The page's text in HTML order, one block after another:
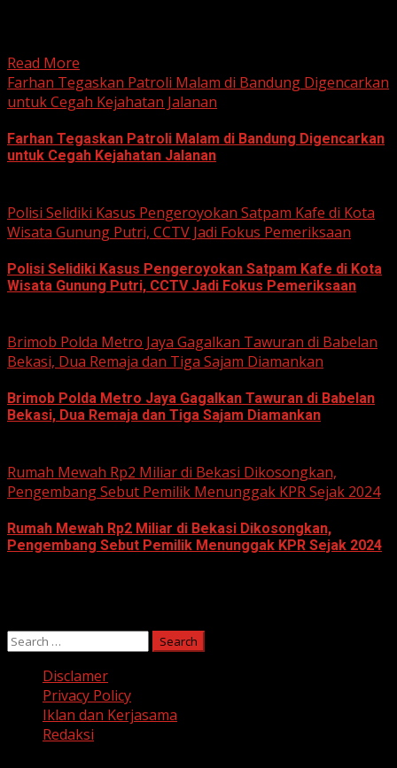
Read More
Farhan Tegaskan Patroli Malam di Bandung Digencarkan
untuk Cegah Kejahatan Jalanan
Farhan Tegaskan Patroli Malam di Bandung Digencarkan
untuk Cegah Kejahatan Jalanan
Polisi Selidiki Kasus Pengeroyokan Satpam Kafe di Kota
Wisata Gunung Putri, CCTV Jadi Fokus Pemeriksaan
Polisi Selidiki Kasus Pengeroyokan Satpam Kafe di Kota
Wisata Gunung Putri, CCTV Jadi Fokus Pemeriksaan
Brimob Polda Metro Jaya Gagalkan Tawuran di Babelan
Bekasi, Dua Remaja dan Tiga Sajam Diamankan
Brimob Polda Metro Jaya Gagalkan Tawuran di Babelan
Bekasi, Dua Remaja dan Tiga Sajam Diamankan
Rumah Mewah Rp2 Miliar di Bekasi Dikosongkan,
Pengembang Sebut Pemilik Menunggak KPR Sejak 2024
Rumah Mewah Rp2 Miliar di Bekasi Dikosongkan,
Pengembang Sebut Pemilik Menunggak KPR Sejak 2024
Search
Disclamer
Privacy Policy
Iklan dan Kerjasama
Redaksi